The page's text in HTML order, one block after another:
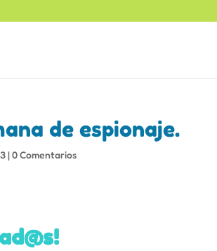
de espionaje.
|0 Comentarios